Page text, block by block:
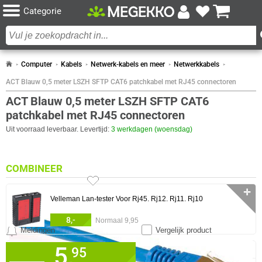
Categorie
Computer Kabels Netwerk-kabels en meer Netwerkkabels
ACT Blauw 0,5 meter LSZH SFTP CAT6 patchkabel met RJ45 connectoren
ACT Blauw 0,5 meter LSZH SFTP CAT6
patchkabel met RJ45 connectoren
Uit voorraad leverbaar. Levertijd: 3 werkdagen (woensdag)
95 ✓ 30 dagen bedenktermijn!
Vergelijk product
Meldingen
COMBINEER
Velleman Lan-tester Voor Rj45. Rj12. Rj11. Rj10
8,- Normaal 9,95
✛
0 artikelen geselecteerd